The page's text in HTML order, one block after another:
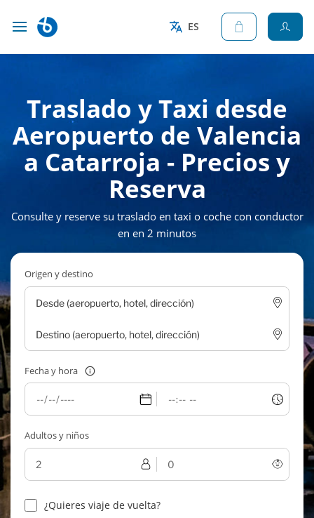
ES
Traslado y Taxi desde
Aeropuerto de Valencia
a Catarroja - Precios y
Reserva
Consulte y reserve su traslado en taxi o coche con conductor
en en 2 minutos
Origen y destino
Fecha y hora
Adultos y niños
¿Quieres viaje de vuelta?